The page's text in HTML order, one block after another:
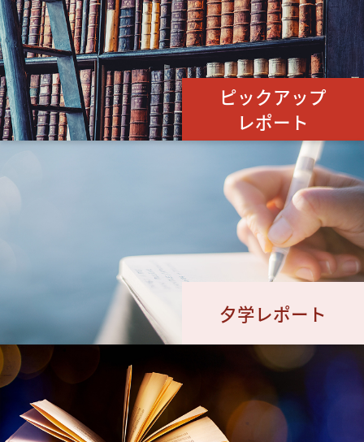
ピックアップ
レポート
夕学レポート